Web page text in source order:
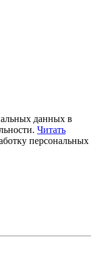
данных в
Читать
персональных